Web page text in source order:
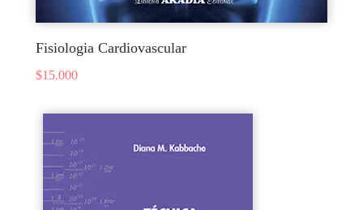
Fisiologia Cardiovascular
$15.000